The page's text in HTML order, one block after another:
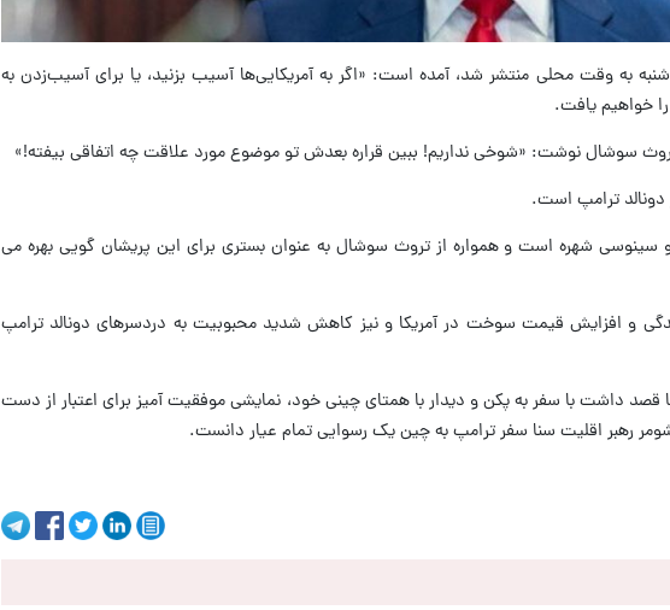
شنبه به وقت محلی منتشر شد، آمده است: «اگر به آمریکایی‌ها آسیب بزنید، یا برای آسیب‌زدن به
خواهیم یافت.
تروث سوشال نوشت: «شوخی نداریم! ببین قراره بعدش تو موضوع مورد علاقت چه اتفاقی بیفته!»
دونالد ترامپ است.
سینوسی شهره است و همواره از تروث سوشال به عنوان بستری برای این پریشان گویی بهره می
و افزایش قیمت سوخت در آمریکا و نیز کاهش شدید محبوبیت به دردسرهای دونالد ترامپ
داشت با سفر به پکن و دیدار با همتای چینی خود، نمایشی موفقیت آمیز برای اعتبار از دست
رهبر اقلیت سنا سفر ترامپ به چین یک رسوایی تمام عیار دانست.